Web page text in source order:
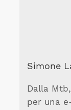
Simone
Dalla
per una